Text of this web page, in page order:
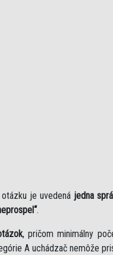
je uvedená jedna
.
, pričom minimálny
A uchádzač nemôže